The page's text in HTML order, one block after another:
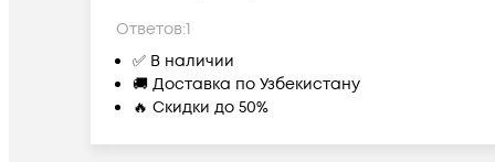
Ответов:1
✅ В наличии
🚚 Доставка по Узбекистану
🔥 Скидки до 50%